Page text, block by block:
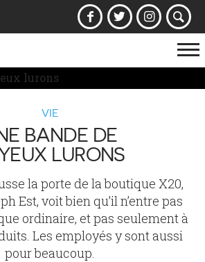
la
VIE
BANDE DE
LURONS
la porte de la boutique X20,
Est, voit bien qu’il n’entre pas
ordinaire, et pas seulement à
Les employés y sont aussi
pour beaucoup.